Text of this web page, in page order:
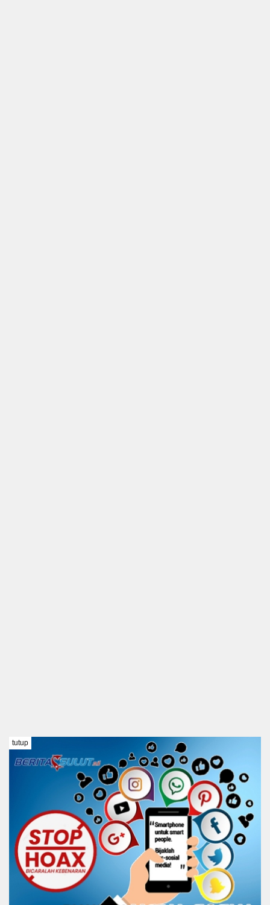
TENTANG KAMI REDAKSI
DISCLAIMER
PEDOMAN MEDIA SIBER
KODE ETIK
tutup